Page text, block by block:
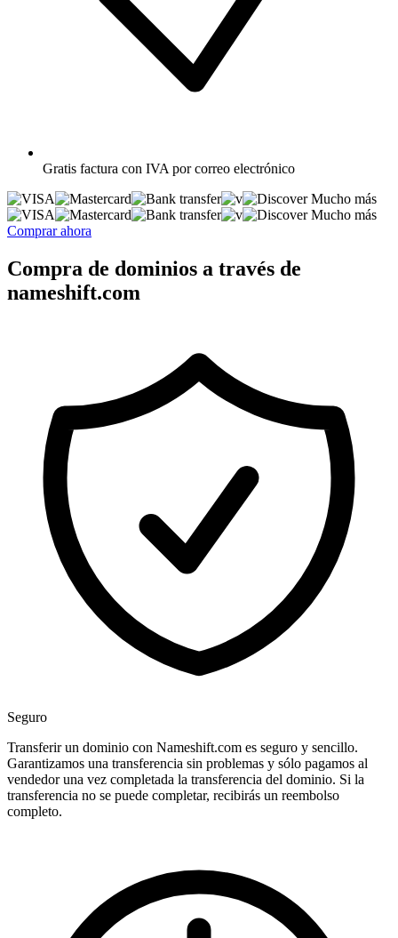
Gratis factura con IVA por correo electrónico
Mucho más
Mucho más
Comprar ahora
Compra de dominios a través de
nameshift.com
Seguro
Transferir un dominio con Nameshift.com es seguro y sencillo.
Garantizamos una transferencia sin problemas y sólo pagamos al
vendedor una vez completada la transferencia del dominio. Si la
transferencia no se puede completar, recibirás un reembolso
completo.